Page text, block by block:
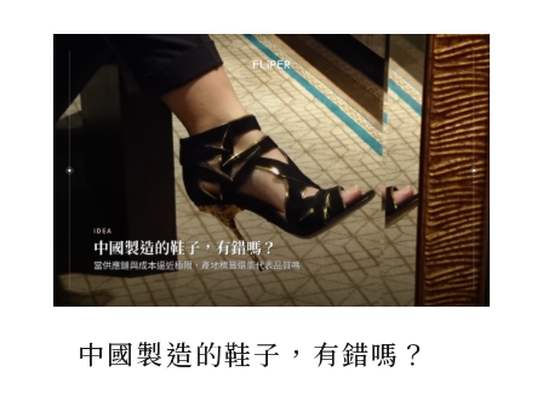
中國製造的鞋子，有錯嗎？